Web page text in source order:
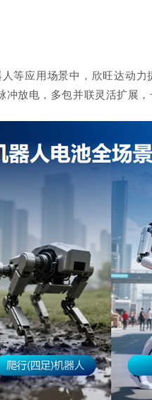
等应用场景中，欣旺达动
冲放电，多包并联灵活扩展